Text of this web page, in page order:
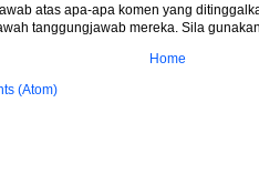
atas apa-apa komen yang
tanggungjawab mereka. Sila
Home
(Atom)